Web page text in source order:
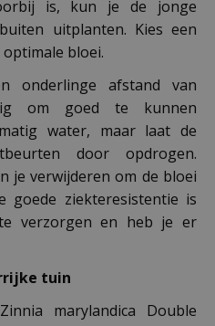
is, kun je de jonge
uitplanten. Kies een
bloei.
onderlinge afstand van
om goed te kunnen
water, maar laat de
door opdrogen.
je verwijderen om de bloei
goede ziekteresistentie is
verzorgen en heb je er
tuin
marylandica Double